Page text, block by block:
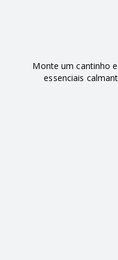
Monte um cantinho
essenciais